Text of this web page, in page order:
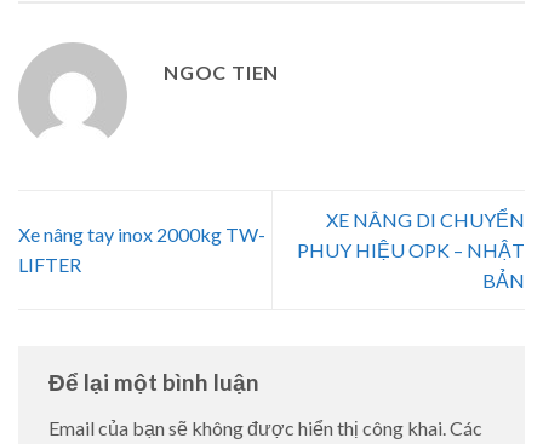
NGOC TIEN
Xe nâng tay inox 2000kg TW-
LIFTER
XE NÂNG DI CHUYỂN
PHUY HIỆU OPK – NHẬT
BẢN
Để lại một bình luận
Email của bạn sẽ không được hiển thị công khai. Các